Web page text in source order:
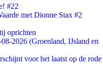
#22
met Dionne Stax #2
oprichten
2026 (Groenland, IJsland en
voor het laatst op de rode